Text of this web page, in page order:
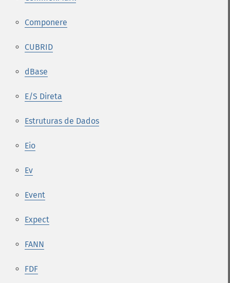
Componere
CUBRID
dBase
E/S Direta
Estruturas de Dados
Eio
Ev
Event
Expect
FANN
FDF